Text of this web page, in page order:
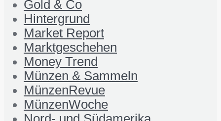
Gold & Co
Hintergrund
Market Report
Marktgeschehen
Money Trend
Münzen & Sammeln
MünzenRevue
MünzenWoche